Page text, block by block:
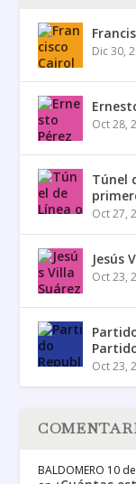
Dic 30,
Oct 28,
Túnel
Oct 27,
Jesús
Oct 23,
Oct 23,
BALDOMERO 10